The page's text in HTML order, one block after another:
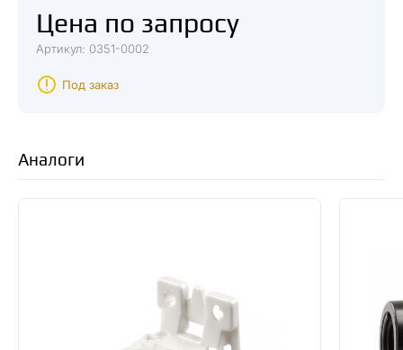
Цена по запросу
Артикул: 0351-0002
Под заказ
Аналоги